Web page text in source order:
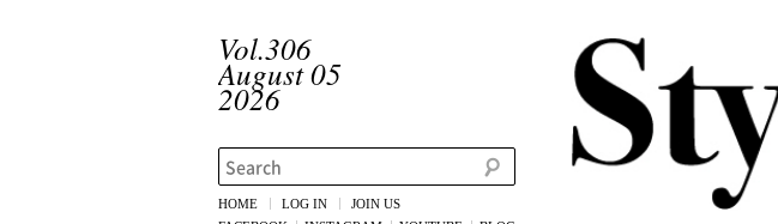
Vol.306
August 05
2026
Search
HOME LOG IN
JOIN US